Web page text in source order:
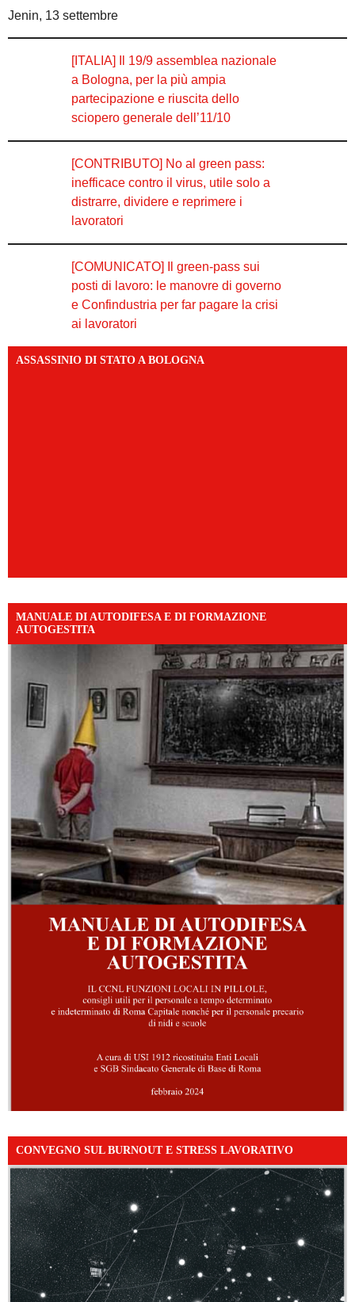
Jenin, 13 settembre
[ITALIA] Il 19/9 assemblea nazionale
a Bologna, per la più ampia
partecipazione e riuscita dello
sciopero generale dell’11/10
[CONTRIBUTO] No al green pass:
inefficace contro il virus, utile solo a
distrarre, dividere e reprimere i
lavoratori
[COMUNICATO] Il green-pass sui
posti di lavoro: le manovre di governo
e Confindustria per far pagare la crisi
ai lavoratori
ASSASSINIO DI STATO A BOLOGNA
MANUALE DI AUTODIFESA E DI FORMAZIONE
AUTOGESTITA
CONVEGNO SUL BURNOUT E STRESS LAVORATIVO